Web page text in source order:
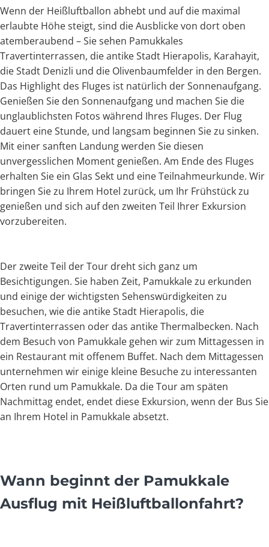
Wenn der Heißluftballon abhebt und auf die maximal
erlaubte Höhe steigt, sind die Ausblicke von dort oben
atemberaubend – Sie sehen Pamukkales
Travertinterrassen, die antike Stadt Hierapolis, Karahayit,
die Stadt Denizli und die Olivenbaumfelder in den Bergen.
Das Highlight des Fluges ist natürlich der Sonnenaufgang.
Genießen Sie den Sonnenaufgang und machen Sie die
unglaublichsten Fotos während Ihres Fluges. Der Flug
dauert eine Stunde, und langsam beginnen Sie zu sinken.
Mit einer sanften Landung werden Sie diesen
unvergesslichen Moment genießen. Am Ende des Fluges
erhalten Sie ein Glas Sekt und eine Teilnahmeurkunde. Wir
bringen Sie zu Ihrem Hotel zurück, um Ihr Frühstück zu
genießen und sich auf den zweiten Teil Ihrer Exkursion
vorzubereiten.
Der zweite Teil der Tour dreht sich ganz um
Besichtigungen. Sie haben Zeit, Pamukkale zu erkunden
und einige der wichtigsten Sehenswürdigkeiten zu
besuchen, wie die antike Stadt Hierapolis, die
Travertinterrassen oder das antike Thermalbecken. Nach
dem Besuch von Pamukkale gehen wir zum Mittagessen in
ein Restaurant mit offenem Buffet. Nach dem Mittagessen
unternehmen wir einige kleine Besuche zu interessanten
Orten rund um Pamukkale. Da die Tour am späten
Nachmittag endet, endet diese Exkursion, wenn der Bus Sie
an Ihrem Hotel in Pamukkale absetzt.
Wann beginnt der Pamukkale
Ausflug mit Heißluftballonfahrt?